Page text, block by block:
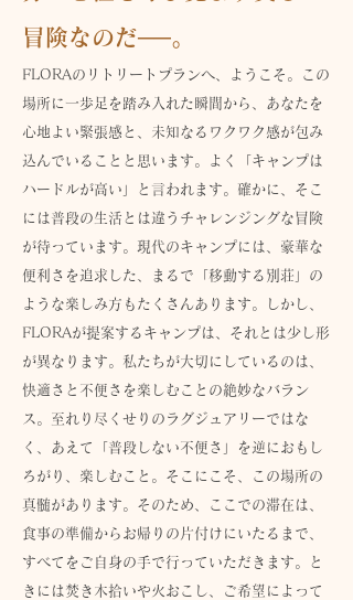
冒険なのだ──。
FLORAのリトリートプランへ、ようこそ。この
場所に一歩足を踏み入れた瞬間から、あなたを
心地よい緊張感と、未知なるワクワク感が包み
込んでいることと思います。よく「キャンプは
ハードルが高い」と言われます。確かに、そこ
には普段の生活とは違うチャレンジングな冒険
が待っています。現代のキャンプには、豪華な
便利さを追求した、まるで「移動する別荘」の
ような楽しみ方もたくさんあります。しかし、
FLORAが提案するキャンプは、それとは少し形
が異なります。私たちが大切にしているのは、
快適さと不便さを楽しむことの絶妙なバラン
ス。至れり尽くせりのラグジュアリーではな
く、あえて「普段しない不便さ」を逆におもし
ろがり、楽しむこと。そこにこそ、この場所の
真髄があります。そのため、ここでの滞在は、
食事の準備からお帰りの片付けにいたるまで、
すべてをご自身の手で行っていただきます。と
きには焚き木拾いや火おこし、ご希望によって